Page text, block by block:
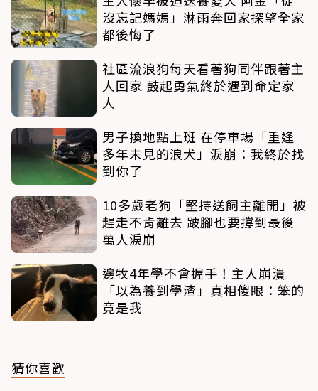
沒忘記媽媽」淋雨奔回家探望全家
都後悔了
社區流浪狗每天看著狗同伴跟著主
人回家 鼓起勇氣終於遇到命定家
人
男子換地點上班 在停車場「重逢
多年未見的浪犬」淚崩：我終於找
到你了
10多歲老狗「堅持送飼主離開」被
趕走不肯離去 跛腳也要撐到最後
萬人淚崩
邊牧4年學不會握手！主人崩潰
「以為養到學渣」真相傻眼：笨的
竟是我
猜你喜歡